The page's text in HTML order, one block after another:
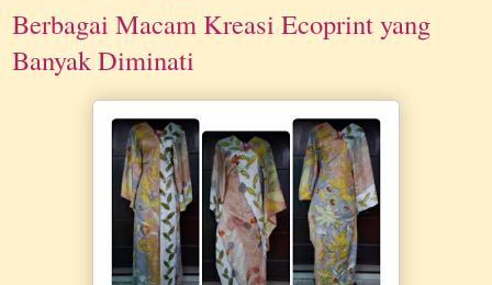
Berbagai Macam Kreasi Ecoprint yang
Banyak Diminati